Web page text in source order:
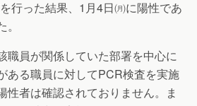
行った結果、1月4日㈪に陽性であ
職員が関係していた部署を中心に
ある職員に対してPCR検査を実施
性者は確認されておりません。ま